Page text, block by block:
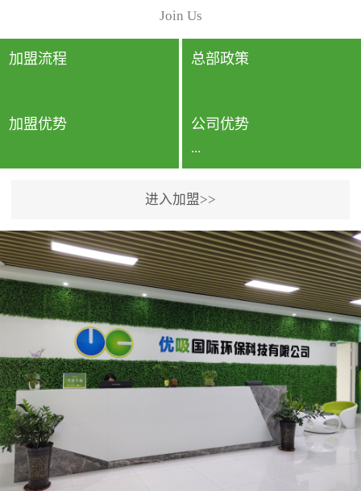
内空间都有整体消毒的需
要。因为空间内人流携带
的、空气...
法，空气采样量准确，检
测结果可靠，远胜于其他
检测...
Join Us
加盟流程 总部政策
加盟优势 公司优势
...
专利保护优势、双甲资质
企业（“室内环境净化治理
甲级施工资质”“室内环境
污染治理资质等级证
书”）、拥有多名高级《环
境工程高级工程师》室内
空气治理资格认证的治理
人员、掌握室内空气净化
治理实用技术和五项专利
技术、八项计算机软件著
作权登记证书等。研发实
进入加盟>>